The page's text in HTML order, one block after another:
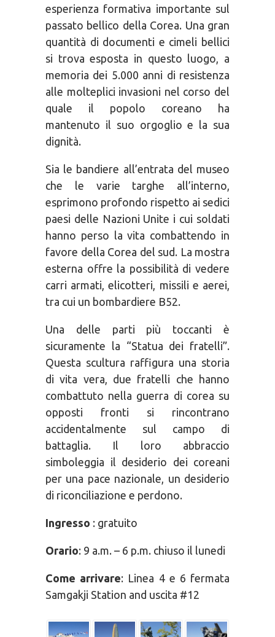
esperienza formativa importante sul
passato bellico della Corea. Una gran
quantità di documenti e cimeli bellici
si trova esposta in questo luogo, a
memoria dei 5.000 anni di resistenza
alle molteplici invasioni nel corso del
quale il popolo coreano ha
mantenuto il suo orgoglio e la sua
dignità.
Sia le bandiere all’entrata del museo
che le varie targhe all’interno,
esprimono profondo rispetto ai sedici
paesi delle Nazioni Unite i cui soldati
hanno perso la vita combattendo in
favore della Corea del sud. La mostra
esterna offre la possibilità di vedere
carri armati, elicotteri, missili e aerei,
tra cui un bombardiere B52.
Una delle parti più toccanti è
sicuramente la “Statua dei fratelli”.
Questa scultura raffigura una storia
di vita vera, due fratelli che hanno
combattuto nella guerra di corea su
opposti fronti si rincontrano
accidentalmente sul campo di
battaglia. Il loro abbraccio
simboleggia il desiderio dei coreani
per una pace nazionale, un desiderio
di riconciliazione e perdono.
Ingresso : gratuito
Orario: 9 a.m. – 6 p.m. chiuso il lunedi
Come arrivare: Linea 4 e 6 fermata
Samgakji Station and uscita #12